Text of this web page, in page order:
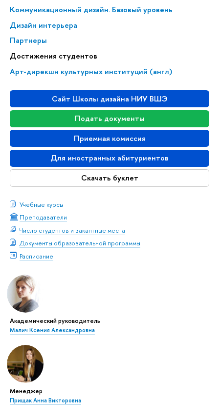
Коммуникационный дизайн. Базовый уровень
Дизайн интерьера
Партнеры
Достижения студентов
Арт-дирекшн культурных институций (англ)
Сайт Школы дизайна НИУ ВШЭ
Подать документы
Приемная комиссия
Для иностранных абитуриентов
Скачать буклет
Учебные курсы
Преподаватели
Число студентов и вакантные места
Документы образовательной программы
Расписание
Академический руководитель
Малич Ксения Александровна
Менеджер
Прищак Анна Викторовна